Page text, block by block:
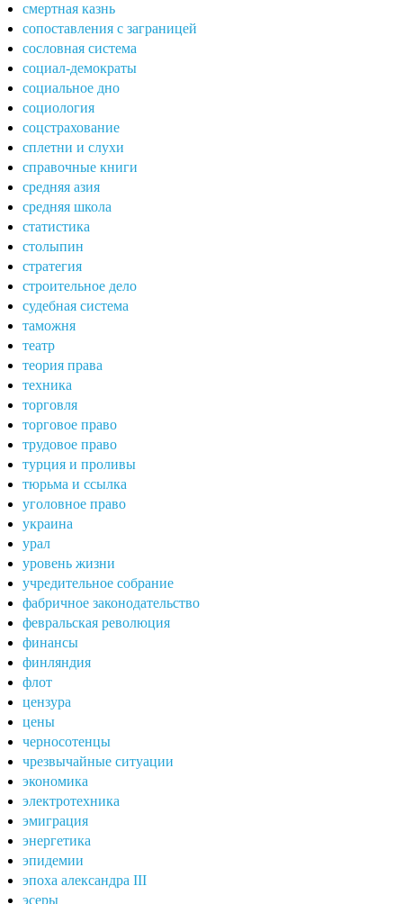
смертная казнь
сопоставления с заграницей
сословная система
социал-демократы
социальное дно
социология
соцстрахование
сплетни и слухи
справочные книги
средняя азия
средняя школа
статистика
столыпин
стратегия
строительное дело
судебная система
таможня
театр
теория права
техника
торговля
торговое право
трудовое право
турция и проливы
тюрьма и ссылка
уголовное право
украина
урал
уровень жизни
учредительное собрание
фабричное законодательство
февральская революция
финансы
финляндия
флот
цензура
цены
черносотенцы
чрезвычайные ситуации
экономика
электротехника
эмиграция
энергетика
эпидемии
эпоха александра III
эсеры